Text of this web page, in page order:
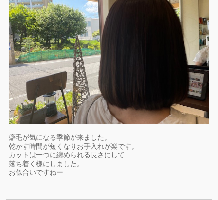
癖毛が気になる季節が来ました。
乾かす時間が短くなりお手入れが楽です。
カットは一つに纏められる長さにして
落ち着く様にしました。
お似合いですねー